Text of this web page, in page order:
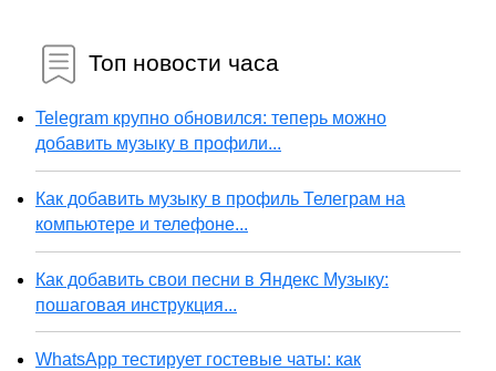
Топ новости часа
Telegram крупно обновился: теперь можно
добавить музыку в профили...
Как добавить музыку в профиль Телеграм на
компьютере и телефоне...
Как добавить свои песни в Яндекс Музыку:
пошаговая инструкция...
WhatsApp тестирует гостевые чаты: как